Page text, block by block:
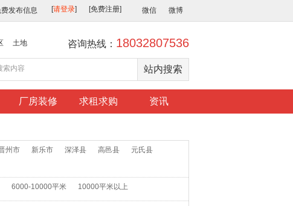
发布信息 微信 微博
土地 咨询热线： 18032807536
厂房装修 求租求购 资讯
州市 新乐市 深泽县 高邑县 元氏县
6000-10000平米 10000平米以上